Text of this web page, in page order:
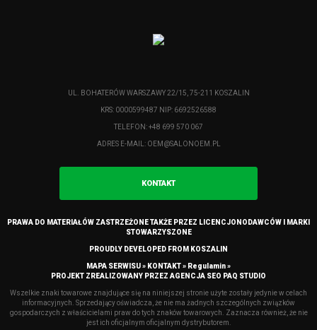
UL. BOHATERÓW WARSZAWY 22/15, 75-211 KOSZALIN
KRS: 0000599487 NIP: 6692526588
TELEFON: +48 699 570 067
ADRES E-MAIL: OEM@SALONOEM.PL
KONTAKT
PRAWA DO MATERIAŁÓW ZASTRZEŻONE TAKŻE PRZEZ LICENCJONODAWCÓW I MARKI
STOWARZYSZONE
PROUDLY DEVELOPED FROM KOSZALIN
MAPA SERWISU » KONTAKT » Regulamin »
PROJEKT ZREALIZOWANY PRZEZ AGENCJA SEO PAQ STUDIO
Wszelkie znaki towarowe znajdujące się na niniejszej stronie użyte zostały jedynie w celach
informacyjnych. Sprzedający oświadcza, że nie ma żadnych szczególnych związków
gospodarczych z właścicielami praw do tych znaków towarowych. Zaznacza również, że nie
jest ich oficjalnym oficjalnym dystrybutorem.